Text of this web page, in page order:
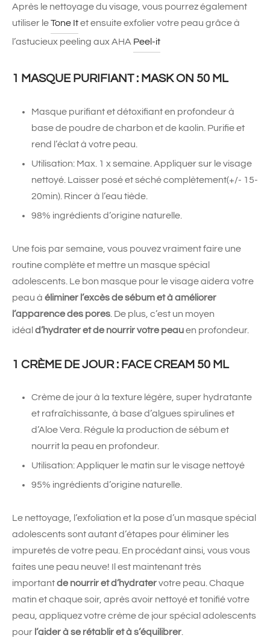
Après le nettoyage du visage, vous pourrez également
utiliser leTone Itet ensuite exfolier votre peau grâce à
l’astucieux peeling aux AHA Peel-it
1 MASQUE PURIFIANT : MASK ON 50 ML
Masque purifiant et détoxifiant en profondeur à
base de poudre de charbon et de kaolin. Purifie et
rend l’éclat à votre peau.
Utilisation: Max. 1 x semaine. Appliquer sur le visage
nettoyé. Laisser posé et séché complètement(+/- 15-
20min). Rincer à l’eau tiède.
98% ingrédients d’origine naturelle.
Une fois par semaine, vous pouvez vraiment faire une
routine complète et mettre un masque spécial
adolescents. Le bon masque pour le visage aidera votre
peau à éliminer l’excès de sébum et à améliorer
l’apparence des pores . De plus, c’est un moyen
idéald’hydrater et de nourrir votre peauen profondeur.
1 CRÈME DE JOUR : FACE CREAM 50 ML
Crème de jour à la texture légère, super hydratante
et rafraîchissante, à base d’algues spirulines et
d’Aloe Vera. Régule la production de sébum et
nourrit la peau en profondeur.
Utilisation: Appliquer le matin sur le visage nettoyé
95% ingrédients d’origine naturelle.
Le nettoyage, l’exfoliation et la pose d’un masque spécial
adolescents sont autant d’étapes pour éliminer les
impuretés de votre peau. En procédant ainsi, vous vous
faites une peau neuve! Il est maintenant très
importantde nourrir et d’hydratervotre peau. Chaque
matin et chaque soir, après avoir nettoyé et tonifié votre
peau, appliquez votre crème de jour spécial adolescents
pour l’aider à se rétablir et à s’équilibrer